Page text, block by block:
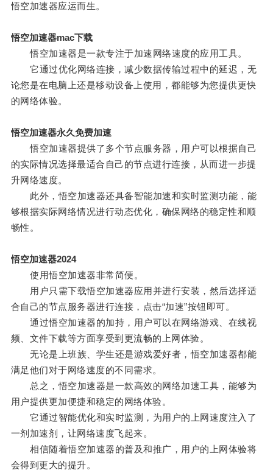
悟空加速器应运而生。
悟空加速器mac下载
悟空加速器是一款专注于加速网络速度的应用工具。
它通过优化网络连接，减少数据传输过程中的延迟，无
论您是在电脑上还是移动设备上使用，都能够为您提供更快
的网络体验。
悟空加速器永久免费加速
悟空加速器提供了多个节点服务器，用户可以根据自己
的实际情况选择最适合自己的节点进行连接，从而进一步提
升网络速度。
此外，悟空加速器还具备智能加速和实时监测功能，能
够根据实际网络情况进行动态优化，确保网络的稳定性和顺
畅性。
悟空加速器2024
使用悟空加速器非常简便。
用户只需下载悟空加速器应用并进行安装，然后选择适
合自己的节点服务器进行连接，点击“加速”按钮即可。
通过悟空加速器的加持，用户可以在网络游戏、在线视
频、文件下载等方面享受到更流畅的上网体验。
无论是上班族、学生还是游戏爱好者，悟空加速器都能
满足他们对于网络速度的不同需求。
总之，悟空加速器是一款高效的网络加速工具，能够为
用户提供更加便捷和稳定的网络体验。
它通过智能优化和实时监测，为用户的上网速度注入了
一剂加速剂，让网络速度飞起来。
相信随着悟空加速器的普及和推广，用户的上网体验将
会得到更大的提升。